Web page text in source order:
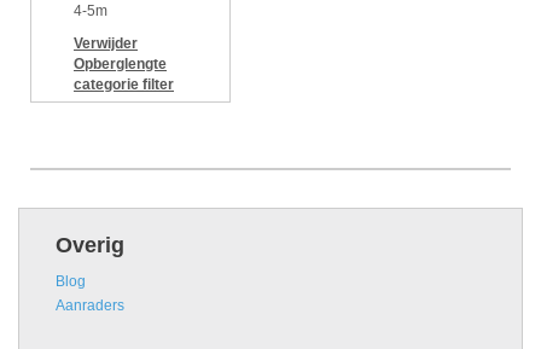
4-5m
Verwijder
Opberglengte
categorie filter
Overig
Blog
Aanraders